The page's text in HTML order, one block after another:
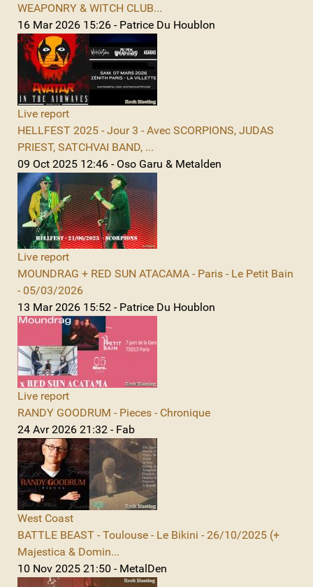
WEAPONRY & WITCH CLUB...
16 Mar 2026 15:26 - Patrice Du Houblon
Live report
HELLFEST 2025 - Jour 3 - Avec SCORPIONS, JUDAS
PRIEST, SATCHVAI BAND, ...
09 Oct 2025 12:46 - Oso Garu & Metalden
Live report
MOUNDRAG + RED SUN ATACAMA - Paris - Le Petit Bain
- 05/03/2026
13 Mar 2026 15:52 - Patrice Du Houblon
Live report
RANDY GOODRUM - Pieces - Chronique
24 Avr 2026 21:32 - Fab
West Coast
BATTLE BEAST - Toulouse - Le Bikini - 26/10/2025 (+
Majestica & Domin...
10 Nov 2025 21:50 - MetalDen